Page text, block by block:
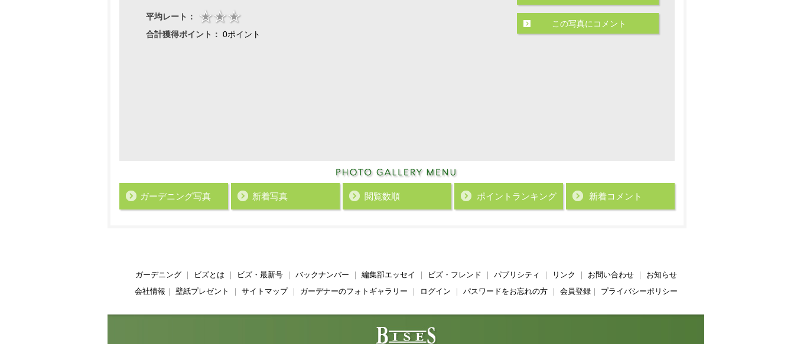
平均レート：
合計獲得ポイント： 0ポイント
この写真にコメント
ガーデニング写真 新着写真 閲覧数順 ポイント ランキング 新着コメント
ガーデニング｜ ビズとは ビズ・最新号｜ バックナンバー 編集部エッセイ ビズ・フレンド パブリシティ リンク お問い合わせ｜ お知らせ
会社情報
壁紙プレゼント サイトマップ｜ ガーデナーのフォトギャラリー ログイン パスワードをお忘れの方｜ 会員登録｜ プライバシーポリシー